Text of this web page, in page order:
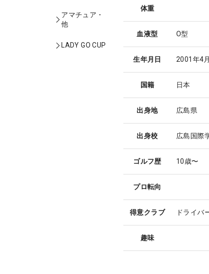
アマチュア・
他
LADY GO CUP
体重
血液型 O型
生年月日 2001年4
国籍 日本
出身地 広島県
出身校 広島国際
ゴルフ歴 10歳〜
プロ転向
得意クラブ ドライバ
趣味